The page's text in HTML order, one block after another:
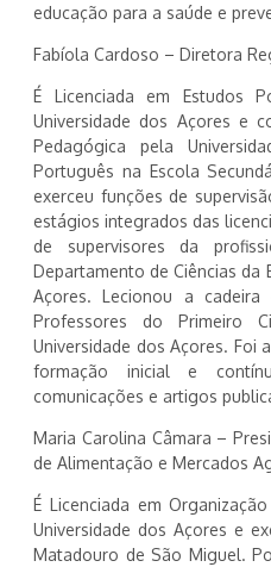
educação para a saúde e
Fabíola Cardoso – Diretora
É Licenciada em Estudos
Universidade dos Açores e
Pedagógica pela
Português na Escola
exerceu funções de
estágios integrados das
de supervisores da
Departamento de Ciências da
Açores. Lecionou a
Professores do Primeiro
Universidade dos Açores. Foi
formação inicial e
comunicações e artigos
Maria Carolina Câmara –
de Alimentação e Mercados
É Licenciada em
Universidade dos Açores e
Matadouro de São Miguel.